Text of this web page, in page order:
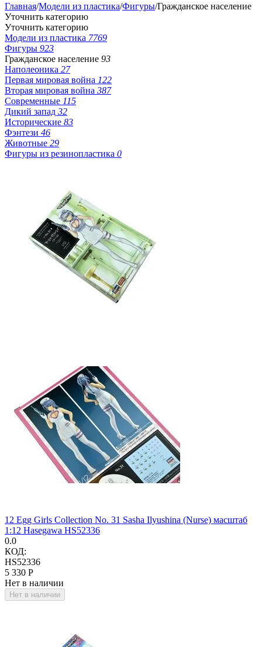
Главная/Модели из пластика/Фигуры/Гражданское население
Уточнить категорию
Уточнить категорию
Модели из пластика 7769
Фигуры 923
Гражданское население 93
Наполеоника 27
Первая мировая война 122
Вторая мировая война 387
Современные 115
Дикий запад 32
Исторические 83
Фэнтези 46
Животные 29
Фигуры из резинопластика 0
12 Egg Girls Collection No. 31 Sasha Ilyushina (Nurse) масштаб
1:12 Hasegawa HS52336
0.0
КОД:
HS52336
5 330 Р
Нет в наличии
Нет в наличии